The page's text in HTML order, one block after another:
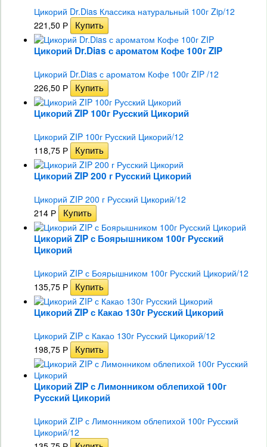
Цикорий Dr.Dias Классика натуральный 100г Zip/12
221,50 Р
Цикорий Dr.Dias с ароматом Кофе 100г ZIP
Цикорий Dr.Dias с ароматом Кофе 100г ZIP /12
226,50 Р
Цикорий ZIP 100г Русский Цикорий
Цикорий ZIP 100г Русский Цикорий/12
118,75 Р
Цикорий ZIP 200 г Русский Цикорий
Цикорий ZIP 200 г Русский Цикорий/12
214 Р
Цикорий ZIP с Боярышником 100г Русский
Цикорий
Цикорий ZIP с Боярышником 100г Русский Цикорий/12
135,75 Р
Цикорий ZIP с Какао 130г Русский Цикорий
Цикорий ZIP с Какао 130г Русский Цикорий/12
198,75 Р
Цикорий ZIP с Лимонником облепихой 100г
Русский Цикорий
Цикорий ZIP с Лимонником облепихой 100г Русский
Цикорий/12